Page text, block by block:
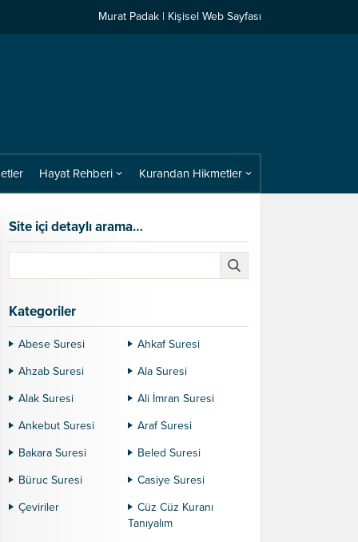
Murat Padak | Kişisel Web Sayfası
Hayat Rehberi Kurandan Hikmetler
Site içi detaylı arama…
Kategoriler
Abese Suresi
Ahkaf Suresi
Ahzab Suresi
Ala Suresi
Alak Suresi
Ali İmran Suresi
Ankebut Suresi
Araf Suresi
Bakara Suresi
Beled Suresi
Büruc Suresi
Casiye Suresi
Çeviriler
Cüz Cüz Kuranı
Tanıyalım